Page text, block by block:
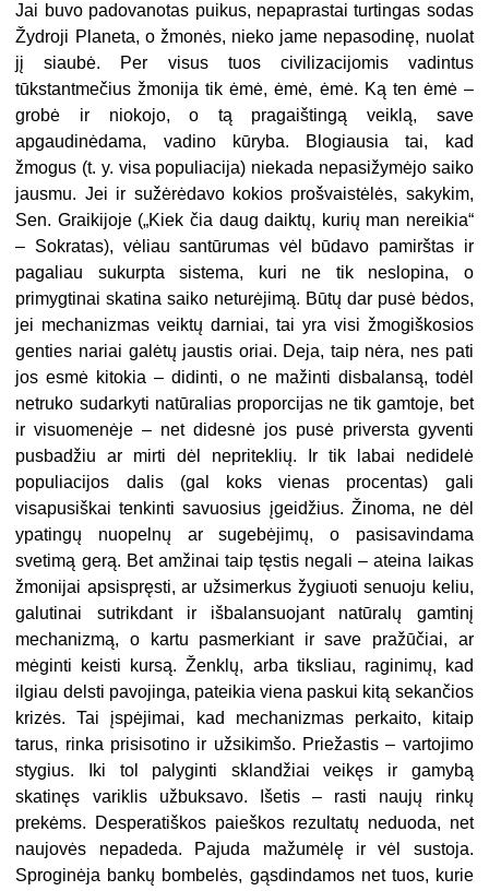
Jai buvo padovanotas puikus, nepaprastai turtingas sodas
Žydroji Planeta, o žmonės, nieko jame nepasodinę, nuolat
jį siaubė. Per visus tuos civilizacijomis vadintus
tūkstantmečius žmonija tik ėmė, ėmė, ėmė. Ką ten ėmė –
grobė ir niokojo, o tą pragaištingą veiklą, save
apgaudinėdama, vadino kūryba. Blogiausia tai, kad
žmogus (t. y. visa populiacija) niekada nepasižymėjo saiko
jausmu. Jei ir sužėrėdavo kokios prošvaistėlės, sakykim,
Sen. Graikijoje („Kiek čia daug daiktų, kurių man nereikia“
– Sokratas), vėliau santūrumas vėl būdavo pamirštas ir
pagaliau sukurpta sistema, kuri ne tik neslopina, o
primygtinai skatina saiko neturėjimą. Būtų dar pusė bėdos,
jei mechanizmas veiktų darniai, tai yra visi žmogiškosios
genties nariai galėtų jaustis oriai. Deja, taip nėra, nes pati
jos esmė kitokia – didinti, o ne mažinti disbalansą, todėl
netruko sudarkyti natūralias proporcijas ne tik gamtoje, bet
ir visuomenėje – net didesnė jos pusė priversta gyventi
pusbadžiu ar mirti dėl nepriteklių. Ir tik labai nedidelė
populiacijos dalis (gal koks vienas procentas) gali
visapusiškai tenkinti savuosius įgeidžius. Žinoma, ne dėl
ypatingų nuopelnų ar sugebėjimų, o pasisavindama
svetimą gerą. Bet amžinai taip tęstis negali – ateina laikas
žmonijai apsispręsti, ar užsimerkus žygiuoti senuoju keliu,
galutinai sutrikdant ir išbalansuojant natūralų gamtinį
mechanizmą, o kartu pasmerkiant ir save pražūčiai, ar
mėginti keisti kursą. Ženklų, arba tiksliau, raginimų, kad
ilgiau delsti pavojinga, pateikia viena paskui kitą sekančios
krizės. Tai įspėjimai, kad mechanizmas perkaito, kitaip
tarus, rinka prisisotino ir užsikimšo. Priežastis – vartojimo
stygius. Iki tol palyginti sklandžiai veikęs ir gamybą
skatinęs variklis užbuksavo. Išetis – rasti naujų rinkų
prekėms. Desperatiškos paieškos rezultatų neduoda, net
naujovės nepadeda. Pajuda mažumėlę ir vėl sustoja.
Sproginėja bankų bombelės, gąsdindamos net tuos, kurie